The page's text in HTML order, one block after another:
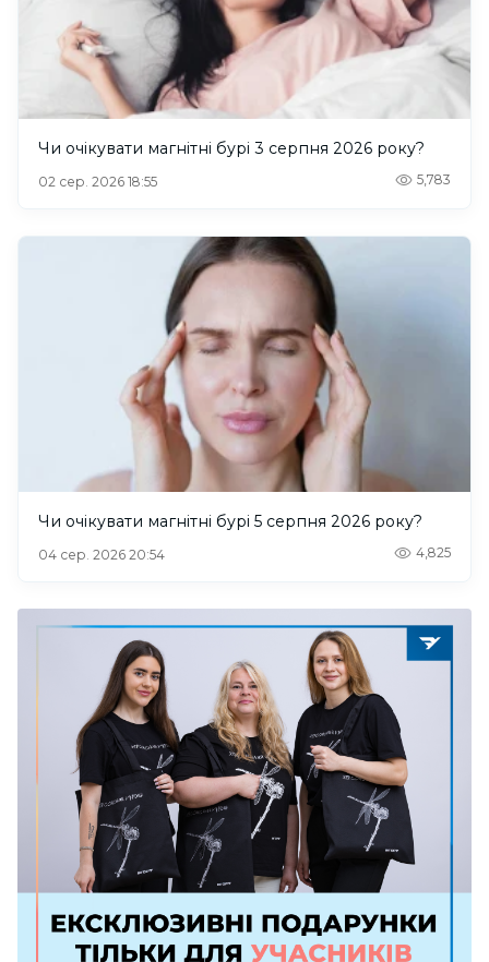
Чи очікувати магнітні бурі 3 серпня 2026 року?
02 сер. 2026 18:55 5,783
Чи очікувати магнітні бурі 5 серпня 2026 року?
04 сер. 2026 20:54 4,825